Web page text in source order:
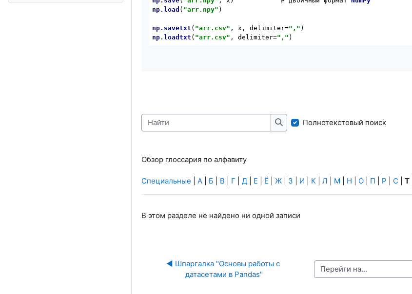
np.load ( "arr.npy" )
np.savetxt ( "arr.csv" , x, delimiter=","
np.loadtxt ( "arr.csv" , delimiter="," )
Найти
Найти
Полнотекстовый поиск
Обзор глоссария по алфавиту
Специальные А| Б В Г Д| Е Ё Ж| З И К Л М Н О| П Р С Т|
В этом разделе не найдено ни одной записи
◀︎ Шпаргалка "Основы работы с
датасетами в Pandas"
Перейти на...